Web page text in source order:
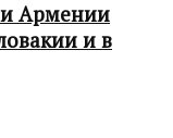
Армении
и в